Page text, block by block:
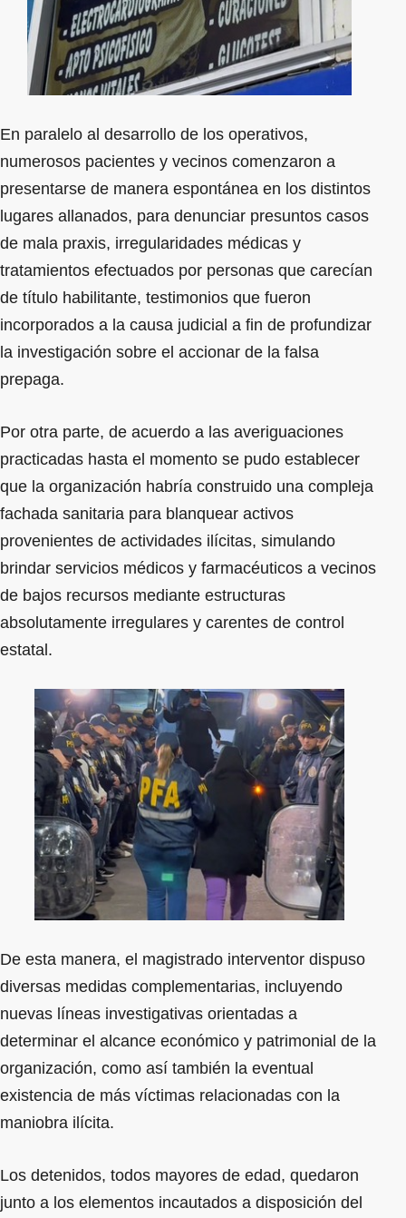
En paralelo al desarrollo de los operativos,
numerosos pacientes y vecinos comenzaron a
presentarse de manera espontánea en los distintos
lugares allanados, para denunciar presuntos casos
de mala praxis, irregularidades médicas y
tratamientos efectuados por personas que carecían
de título habilitante, testimonios que fueron
incorporados a la causa judicial a fin de profundizar
la investigación sobre el accionar de la falsa
prepaga.
Por otra parte, de acuerdo a las averiguaciones
practicadas hasta el momento se pudo establecer
que la organización habría construido una compleja
fachada sanitaria para blanquear activos
provenientes de actividades ilícitas, simulando
brindar servicios médicos y farmacéuticos a vecinos
de bajos recursos mediante estructuras
absolutamente irregulares y carentes de control
estatal.
De esta manera, el magistrado interventor dispuso
diversas medidas complementarias, incluyendo
nuevas líneas investigativas orientadas a
determinar el alcance económico y patrimonial de la
organización, como así también la eventual
existencia de más víctimas relacionadas con la
maniobra ilícita.
Los detenidos, todos mayores de edad, quedaron
junto a los elementos incautados a disposición del